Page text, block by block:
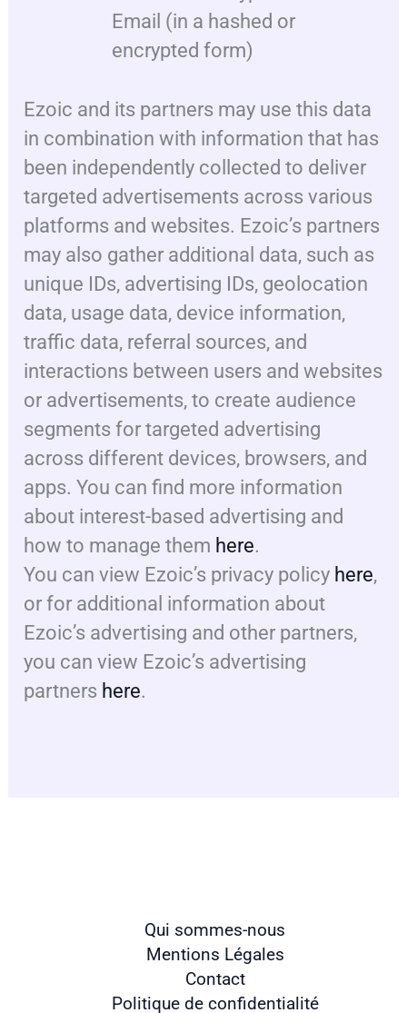
Email (in a hashed or
encrypted form)
Ezoic and its partners may use this data
in combination with information that has
been independently collected to deliver
targeted advertisements across various
platforms and websites. Ezoic’s partners
may also gather additional data, such as
unique IDs, advertising IDs, geolocation
data, usage data, device information,
traffic data, referral sources, and
interactions between users and websites
or advertisements, to create audience
segments for targeted advertising
across different devices, browsers, and
apps. You can find more information
about interest-based advertising and
how to manage them here.
You can view Ezoic’s privacy policy here,
or for additional information about
Ezoic’s advertising and other partners,
you can view Ezoic’s advertising
partners here.
Qui sommes-nous
Mentions Légales
Contact
Politique de confidentialité